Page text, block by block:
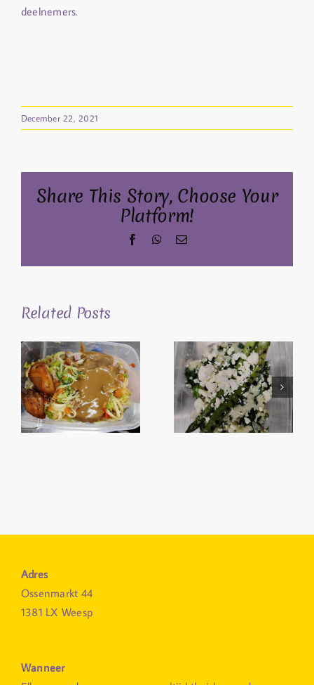
deelnemers.
December 22, 2021
Share This Story, Choose Your
Platform!
FacebookWhatsApp
Email
Related Posts
Adres
Ossenmarkt 44
1381 LX Weesp
Wanneer